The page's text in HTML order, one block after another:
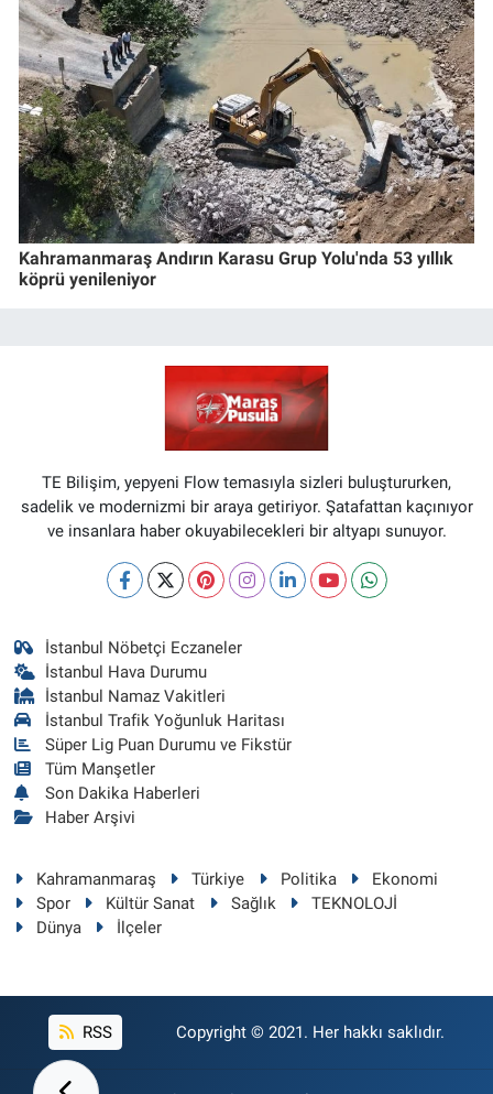
Kahramanmaraş Andırın Karasu Grup Yolu'nda 53 yıllık
köprü yenileniyor
TE Bilişim, yepyeni Flow temasıyla sizleri buluştururken,
sadelik ve modernizmi bir araya getiriyor. Şatafattan kaçınıyor
ve insanlara haber okuyabilecekleri bir altyapı sunuyor.
İstanbul Nöbetçi Eczaneler
İstanbul Hava Durumu
İstanbul Namaz Vakitleri
İstanbul Trafik Yoğunluk Haritası
Süper Lig Puan Durumu ve Fikstür
Tüm Manşetler
Son Dakika Haberleri
Haber Arşivi
Kahramanmaraş Türkiye Politika
Ekonomi
Spor
Kültür Sanat Sağlık
TEKNOLOJİ
Dünya
İlçeler
RSS Copyright © 2021. Her hakkı saklıdır.